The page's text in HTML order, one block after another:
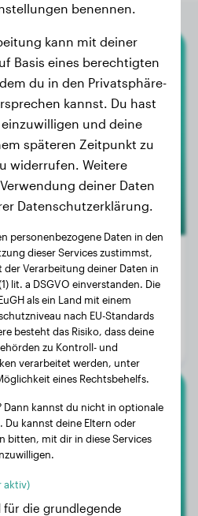
Canario
Fury
Keine Daten
2 Jahre
Canario
benennen.
kann mit deiner
Basis eines berechtigten
du in den Privatsphäre-
kannst. Du hast
und deine
späteren Zeitpunkt zu
widerrufen. Weitere
deiner Daten
Datenschutzerklärung.
personenbezogene Daten in den
dieser Services zustimmst,
Verarbeitung deiner Daten in
lit. a DSGVO einverstanden. Die
als ein Land mit einem
nach EU-Standards
besteht das Risiko, dass deine
zu Kontroll- und
verarbeitet werden, unter
eines Rechtsbehelfs.
Dann kannst du nicht in optionale
Du kannst deine Eltern oder
bitten, mit dir in diese Services
aktiv)
für die grundlegende